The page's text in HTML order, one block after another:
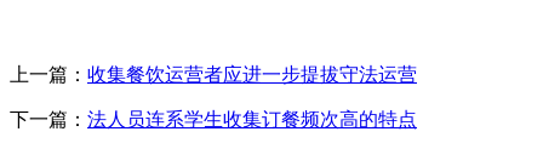
上一篇： 收集餐饮运营者应进一步提拔守法运营
下一篇： 法人员连系学生收集订餐频次高的特点